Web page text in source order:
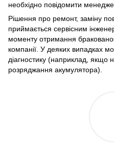
необхідно повідомити
Рішення про ремонт, заміну
приймається сервісним
моменту отримання
компанії. У деяких випадках
діагностику (наприклад, якщо
розряджання акумулятора).